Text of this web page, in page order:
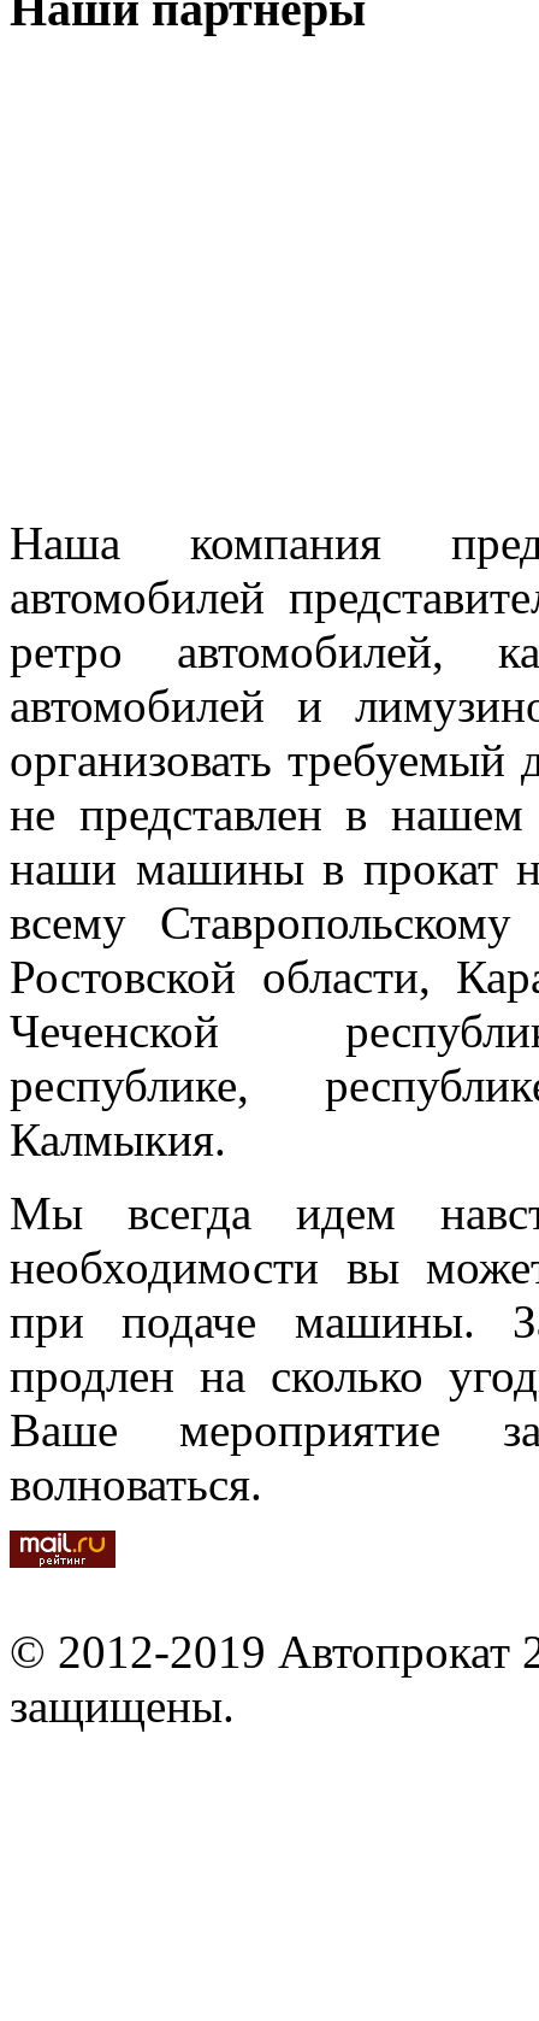
Наша компания
автомобилей
ретро автомобилей,
автомобилей и
организовать требуемый
не представлен в
наши машины в прокат
всему
Ростовской области,
Чеченской
республике,
Калмыкия.
Мы всегда идем
необходимости вы
при подаче машины.
продлен на сколько
Ваше мероприятие
волноваться.
© 2012-2019 Автопрокат
защищены.